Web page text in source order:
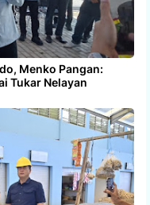
Menko Pangan:
Tukar Nelayan